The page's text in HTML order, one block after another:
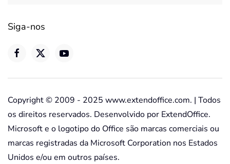
Siga-nos
Copyright © 2009 - 2025 www.extendoffice.com. | Todos
os direitos reservados. Desenvolvido por ExtendOffice.
Microsoft e o logotipo do Office são marcas comerciais ou
marcas registradas da Microsoft Corporation nos Estados
Unidos e/ou em outros países.